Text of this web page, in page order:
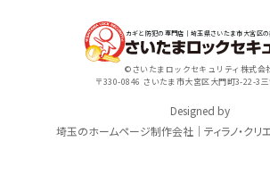
カギと防犯の専門店｜埼玉県さいたま市大宮区
©さいたまロックセキュリティ株式会
〒330-0846 さいたま市大宮区大門町3-22-3
Designed by
埼玉のホームページ制作会社｜ティラノ・クリ